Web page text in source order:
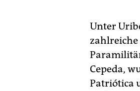
Unter
Cepeda,
Patriótica